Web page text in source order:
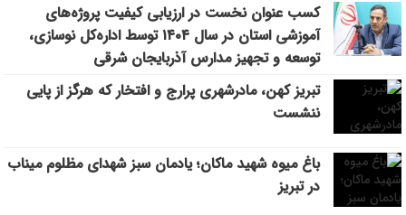
کسب عنوان نخست در ارزیابی کیفیت پروژه‌های
آموزشی استان در سال ۱۴۰۴ توسط اداره‌کل نوسازی،
توسعه و تجهیز مدارس آذربایجان شرقی
تبریز کهن، مادرشهری پرارج و افتخار که هرگز از پایی
ننشست
باغ میوه شهید ماکان؛ یادمان سبز شهدای مظلوم میناب
در تبریز